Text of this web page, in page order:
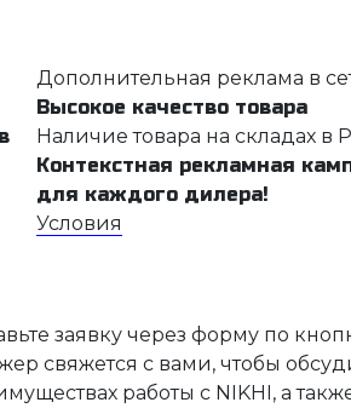
Дополнительная реклама в
Высокое качество товара
Наличие товара на складах в
Контекстная рекламная
для каждого дилера!
Условия
заявку через форму по
свяжется с вами, чтобы
работы с NIKHI, а